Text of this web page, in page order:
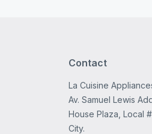
Contact
La Cuisine
Av. Samuel Lewis
House Plaza, Local
City.